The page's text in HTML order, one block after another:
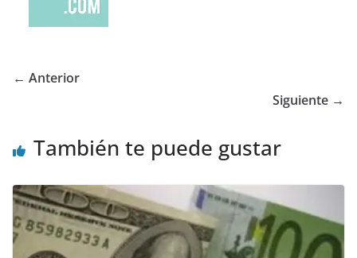
← Anterior
Siguiente →
También te puede gustar